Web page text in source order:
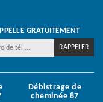
GRATUITEMENT
Débistrage de
cheminée 87